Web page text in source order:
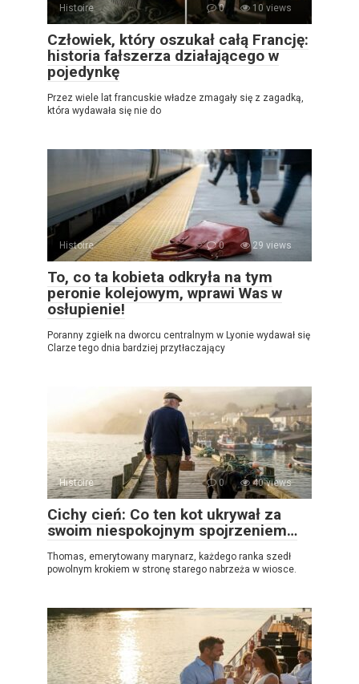
Histoire 0 10 views
Człowiek, który oszukał całą Francję:
historia fałszerza działającego w
pojedynkę
Przez wiele lat francuskie władze zmagały się z zagadką,
która wydawała się nie do
Histoire 0 29 views
To, co ta kobieta odkryła na tym
peronie kolejowym, wprawi Was w
osłupienie!
Poranny zgiełk na dworcu centralnym w Lyonie wydawał się
Clarze tego dnia bardziej przytłaczający
Histoire 0 40 views
Cichy cień: Co ten kot ukrywał za
swoim niespokojnym spojrzeniem…
Thomas, emerytowany marynarz, każdego ranka szedł
powolnym krokiem w stronę starego nabrzeża w wiosce.